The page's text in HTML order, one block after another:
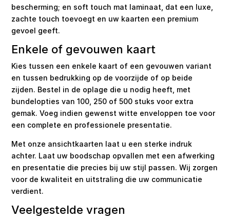
bescherming; en soft touch mat laminaat, dat een luxe,
zachte touch toevoegt en uw kaarten een premium
gevoel geeft.
Enkele of gevouwen kaart
Kies tussen een enkele kaart of een gevouwen variant
en tussen bedrukking op de voorzijde of op beide
zijden. Bestel in de oplage die u nodig heeft, met
bundelopties van 100, 250 of 500 stuks voor extra
gemak. Voeg indien gewenst witte enveloppen toe voor
een complete en professionele presentatie.
Met onze ansichtkaarten laat u een sterke indruk
achter. Laat uw boodschap opvallen met een afwerking
en presentatie die precies bij uw stijl passen. Wij zorgen
voor de kwaliteit en uitstraling die uw communicatie
verdient.
Veelgestelde vragen